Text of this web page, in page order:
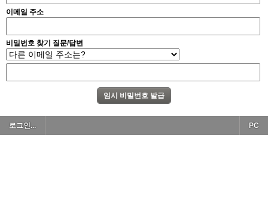
이메일 주소
비밀번호 찾기 질문/답변
로그인... PC